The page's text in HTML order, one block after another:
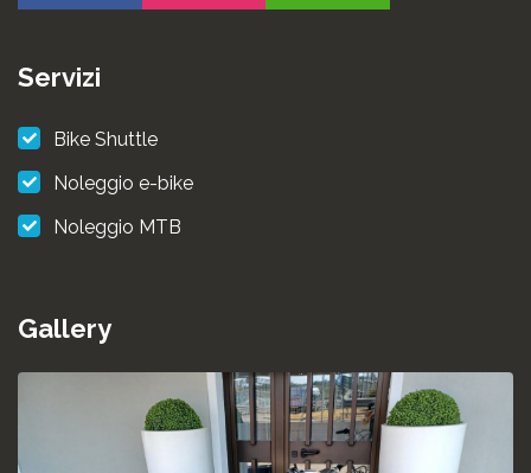
Servizi
Bike Shuttle
Noleggio e-bike
Noleggio MTB
Gallery